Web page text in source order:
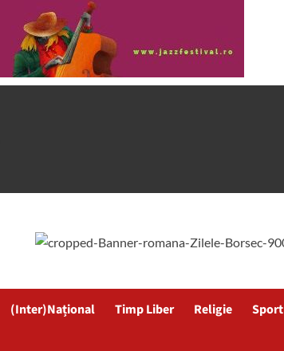
(Inter)Național Timp Liber Religie Sport